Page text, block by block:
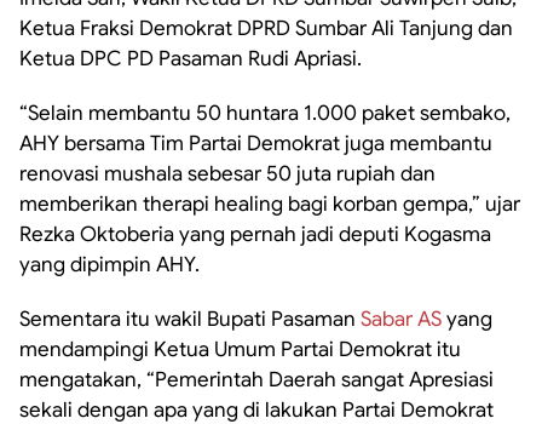
Ketua Fraksi Demokrat DPRD Sumbar Ali Tanjung dan
Ketua DPC PD Pasaman Rudi Apriasi.
“Selain membantu 50 huntara 1.000 paket sembako,
AHY bersama Tim Partai Demokrat juga membantu
renovasi mushala sebesar 50 juta rupiah dan
memberikan therapi healing bagi korban gempa,” ujar
Rezka Oktoberia yang pernah jadi deputi Kogasma
yang dipimpin AHY.
Sementara itu wakil Bupati Pasaman Sabar ASyang
mendampingi Ketua Umum Partai Demokrat itu
mengatakan, “Pemerintah Daerah sangat Apresiasi
sekali dengan apa yang di lakukan Partai Demokrat